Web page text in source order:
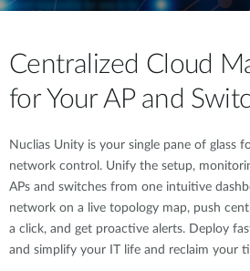
Centralized Cloud
for Your AP and
Nuclias Unity is your single pane of glass
network control. Unify the setup,
APs and switches from one intuitive
network on a live topology map, push
a click, and get proactive alerts. Deploy
and simplify your IT life and reclaim your